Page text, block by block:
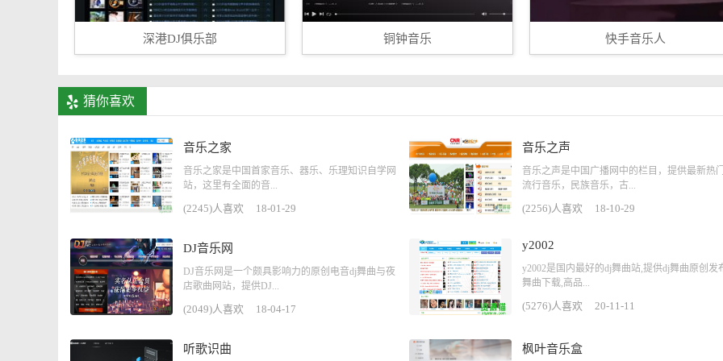
深港DJ俱乐部 铜钟音乐 快手音乐人
猜你喜欢
音乐之家
音乐之家是中国首家音乐、器乐、乐理知识自学网
站，这里有全面的音...
(2245)人喜欢 18-01-29
音乐之声
音乐之声是中国广播网中的栏目，提供最新热
流行音乐，民族音乐，古...
(2256)人喜欢 18-10-29
DJ音乐网
DJ音乐网是一个颇具影响力的原创电音dj舞曲与夜
店歌曲网站，提供DJ...
(2049)人喜欢 18-04-17
y2002
y2002是国内最好的dj舞曲站,提供dj舞曲原创发
舞曲下载,高品...
(5276)人喜欢 20-11-11
听歌识曲 枫叶音乐盒